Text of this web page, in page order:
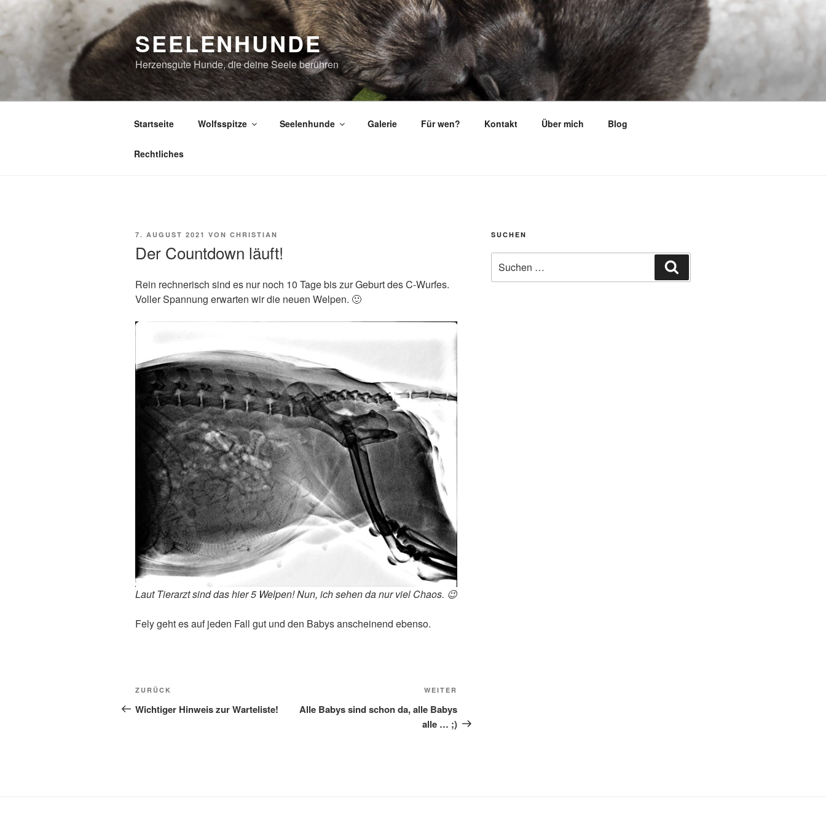
Zum
springen
SEELENHUNDE
Herzensgute Hunde, die deine Seele berühren
Startseite Wolfsspitze Seelenhunde Galerie Für wen? Kontakt Über mich Blog
Rechtliches
VERÖFFENTLICHT
7. AUGUST 2021 VON CHRISTIAN
Der Countdown läuft!
Rein rechnerisch sind es nur noch 10 Tage bis zur Geburt des C-Wurfes.
Voller Spannung erwarten wir die neuen Welpen. 🙂
Laut Tierarzt sind das hier 5 Welpen! Nun, ich sehen da nur viel Chaos. 😉
Fely geht es auf jeden Fall gut und den Babys anscheinend ebenso.
Beitragsnavigation
Vorheriger
Beitrag
ZURÜCK
Wichtiger Hinweis zur Warteliste!
Beitrag
WEITER
Alle Babys sind schon da, alle Babys
alle … ;)
SUCHEN
nach: